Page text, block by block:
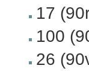
17
100
26